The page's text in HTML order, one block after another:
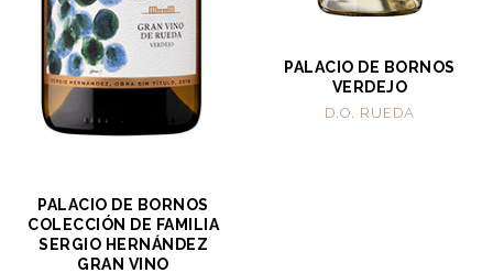
PALACIO DE BORNOS
COLECCIÓN DE FAMILIA
SERGIO HERNÁNDEZ
GRAN VINO
PALACIO DE BORNOS
VERDEJO
D.O. RUEDA